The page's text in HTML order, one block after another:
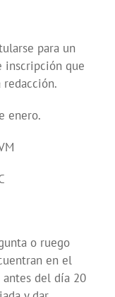
para un
inscripción que
enero.
o ruego
en el
del día 20